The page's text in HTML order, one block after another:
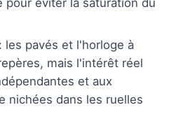
: les pavés et l'horloge à
mais l'intérêt réel
et aux
nichées dans les ruelles